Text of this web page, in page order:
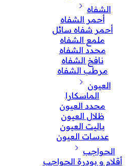
الشفاه
أحمر الشفاه
أحمر شفاه سائل
ملمع الشفاه
محدد الشفاه
نافخ الشفاه
مرطب الشفاه
العيون
الماسكارا
محدد العيون
ظلال العيون
باليت العيون
عدسات العيون
الحواجب
أقلام و بودرة الحواجب